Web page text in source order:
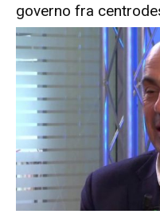
governo fra